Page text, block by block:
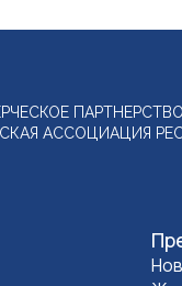
ПАРТНЕРСТВО
АССОЦИАЦИЯ